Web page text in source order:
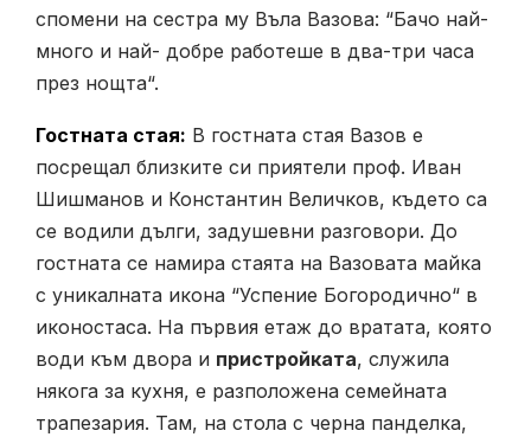
спомени на сестра му Въла Вазова: “Бачо най-
много и най- добре работеше в два-три часа
през нощта“.
Гостната стая: В гостната стая Вазов е
посрещал близките си приятели проф. Иван
Шишманов и Константин Величков, където са
се водили дълги, задушевни разговори. До
гостната се намира стаята на Вазовата майка
с уникалната икона “Успение Богородично“ в
иконостаса. На първия етаж до вратата, която
води към двора и пристройката, служила
някога за кухня, е разположена семейната
трапезария. Там, на стола с черна панделка,